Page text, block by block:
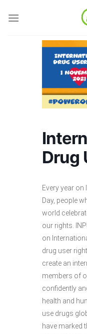
naar
Drug
Every year
Day, people
world
our rights.
on
drug user
create an
members of
confidently
health and
use drugs
have marked